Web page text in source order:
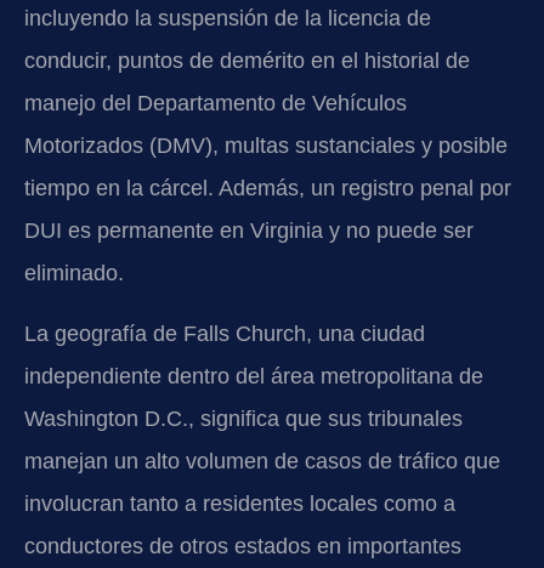
incluyendo la suspensión de la licencia de
conducir, puntos de demérito en el historial de
manejo del Departamento de Vehículos
Motorizados (DMV), multas sustanciales y posible
tiempo en la cárcel. Además, un registro penal por
DUI es permanente en Virginia y no puede ser
eliminado.
La geografía de Falls Church, una ciudad
independiente dentro del área metropolitana de
Washington D.C., significa que sus tribunales
manejan un alto volumen de casos de tráfico que
involucran tanto a residentes locales como a
conductores de otros estados en importantes